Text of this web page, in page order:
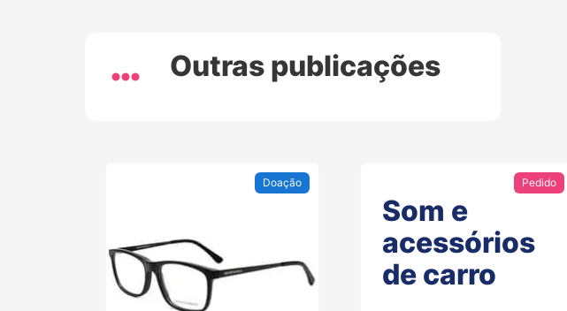
Outras publicações
Doação Pedido
Som e
acessórios
de carro